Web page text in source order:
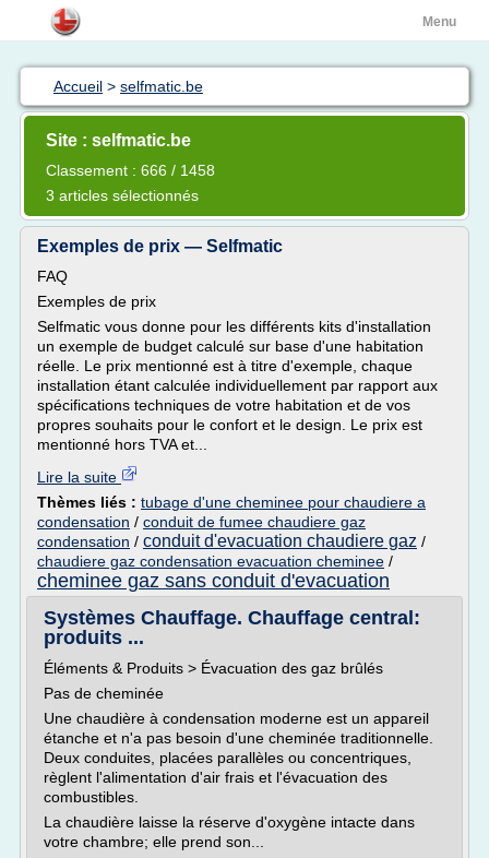
Menu
Accueil > selfmatic.be
Site : selfmatic.be
Classement : 666 / 1458
3 articles sélectionnés
Exemples de prix — Selfmatic
FAQ
Exemples de prix
Selfmatic vous donne pour les différents kits d'installation
un exemple de budget calculé sur base d'une habitation
réelle. Le prix mentionné est à titre d'exemple, chaque
installation étant calculée individuellement par rapport aux
spécifications techniques de votre habitation et de vos
propres souhaits pour le confort et le design. Le prix est
mentionné hors TVA et...
Lire la suite
Thèmes liés : tubage d'une cheminee pour chaudiere a
condensation / conduit de fumee chaudiere gaz
condensation / conduit d'evacuation chaudiere gaz /
chaudiere gaz condensation evacuation cheminee /
cheminee gaz sans conduit d'evacuation
Systèmes Chauffage. Chauffage central:
produits ...
Éléments & Produits > Évacuation des gaz brûlés
Pas de cheminée
Une chaudière à condensation moderne est un appareil
étanche et n'a pas besoin d'une cheminée traditionnelle.
Deux conduites, placées parallèles ou concentriques,
règlent l'alimentation d'air frais et l'évacuation des
combustibles.
La chaudière laisse la réserve d'oxygène intacte dans
votre chambre; elle prend son...